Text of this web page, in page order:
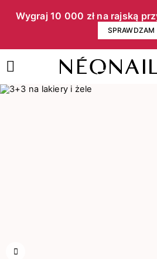
Wygraj 10 000 zł na rajską
SPRAWDZAM